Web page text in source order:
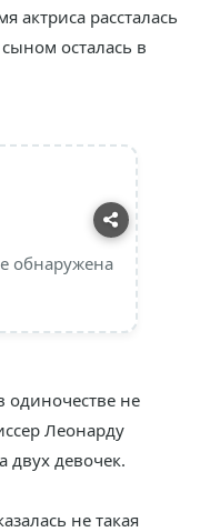
актриса рассталась
осталась в
обнаружена
одиночестве не
Леонарду
двух девочек.
не такая